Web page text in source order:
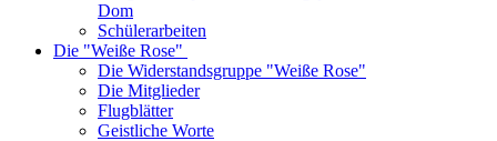
Dom
Schülerarbeiten
Die "Weiße Rose"
Die Widerstandsgruppe "Weiße Rose"
Die Mitglieder
Flugblätter
Geistliche Worte